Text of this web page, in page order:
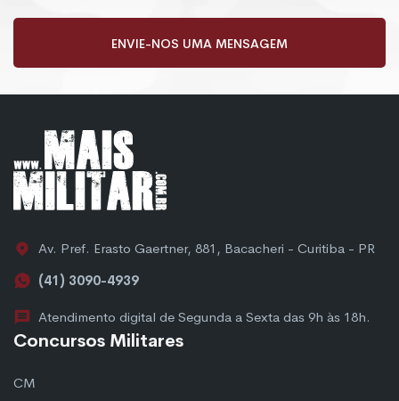
ENVIE-NOS UMA MENSAGEM
Av. Pref. Erasto Gaertner, 881, Bacacheri - Curitiba - PR
(41) 3090-4939
Atendimento digital de Segunda a Sexta das 9h às 18h.
Concursos Militares
CM